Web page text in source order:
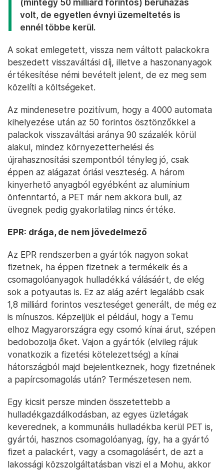
(mintegy 50 milliárd forintos) beruházás
volt, de egyetlen évnyi üzemeltetés is
ennél többe kerül.
A sokat emlegetett, vissza nem váltott palackokra
beszedett visszaváltási díj, illetve a haszonanyagok
értékesítése némi bevételt jelent, de ez meg sem
közelíti a költségeket.
Az mindenesetre pozitívum, hogy a 4000 automata
kihelyezése után az 50 forintos ösztönzőkkel a
palackok visszaváltási aránya 90 százalék körül
alakul, mindez környezetterhelési és
újrahasznosítási szempontból tényleg jó, csak
éppen az alágazat óriási veszteség. A három
kinyerhető anyagból egyébként az alumínium
önfenntartó, a PET már nem akkora buli, az
üvegnek pedig gyakorlatilag nincs értéke.
EPR: drága, de nem jövedelmező
Az EPR rendszerben a gyártók nagyon sokat
fizetnek, ha éppen fizetnek a termékeik és a
csomagolóanyagok hulladékká válásáért, de elég
sok a potyautas is. Ez az alág azért legalább csak
1,8 milliárd forintos veszteséget generált, de még ez
is mínuszos. Képzeljük el például, hogy a Temu
elhoz Magyarországra egy csomó kínai árut, szépen
bedobozolja őket. Vajon a gyártók (elvileg rájuk
vonatkozik a fizetési kötelezettség) a kínai
hátországból majd bejelentkeznek, hogy fizetnének
a papírcsomagolás után? Természetesen nem.
Egy kicsit persze minden összetettebb a
hulladékgazdálkodásban, az egyes üzletágak
keverednek, a kommunális hulladékba kerül PET is,
gyártói, hasznos csomagolóanyag, így, ha a gyártó
fizet a palackért, vagy a csomagolásért, de azt a
lakossági közszolgáltatásban viszi el a Mohu, akkor